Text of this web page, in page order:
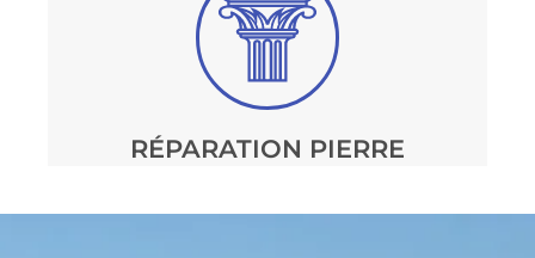
RÉPARATION PIERRE